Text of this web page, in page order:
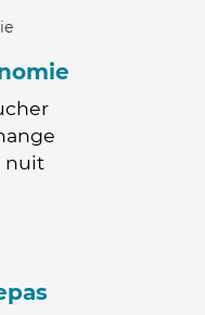
nuit